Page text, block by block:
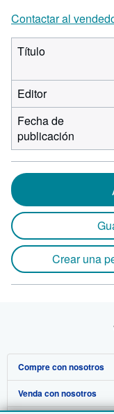
Contactar al
Título
Editor
Fecha de
publicación
Crear una
Compre con nosotros
Búsqueda avanzada
Venda con nosotros